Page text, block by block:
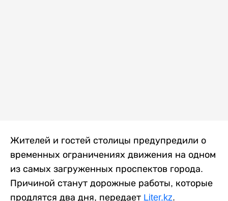
Жителей и гостей столицы предупредили о
временных ограничениях движения на одном
из самых загруженных проспектов города.
Причиной станут дорожные работы, которые
продлятся два дня, передает Liter.kz.